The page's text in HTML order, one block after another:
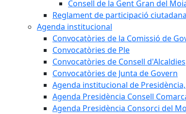
Consell de la Gent Gran del
Reglament de participació ciutadana
Agenda institucional
Convocatòries de la Comissió de
Convocatòries de Ple
Convocatòries de Consell d'Alcaldies
Convocatòries de Junta de Govern
Agenda institucional de
Agenda Presidència Consell
Agenda Presidència Consorci del